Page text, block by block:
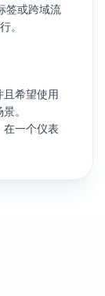
签或跨域流
。
希望使用
。
一个仪表